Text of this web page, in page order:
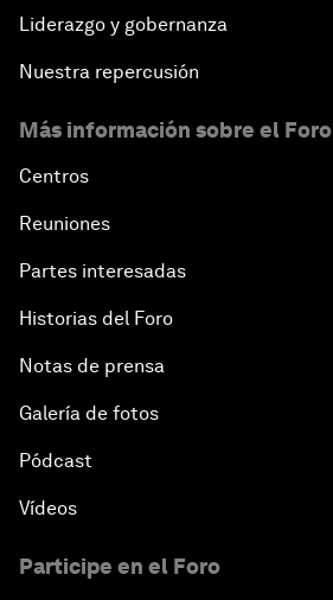
Liderazgo y gobernanza
Nuestra repercusión
Más información sobre el Foro
Centros
Reuniones
Partes interesadas
Historias del Foro
Notas de prensa
Galería de fotos
Pódcast
Vídeos
Participe en el Foro